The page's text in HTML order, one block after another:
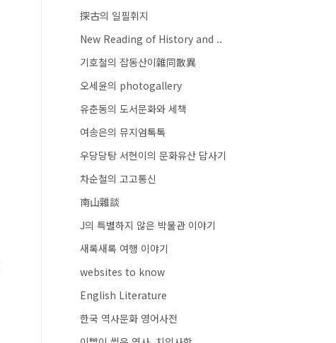
探古의 일필휘지
New Reading of History and ..
기호철의 잡동산이雜同散異
오세윤의 photogallery
유춘동의 도서문화와 세책
여송은의 뮤지엄톡톡
우당당탕 서현이의 문화유산 답사기
차순철의 고고통신
南山雜談
J의 특별하지 않은 박물관 이야기
새록새록 여행 이야기
websites to know
English Literature
한국 역사문화 영어사전